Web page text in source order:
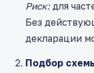
Риск:для
Без
декларации
Подбор